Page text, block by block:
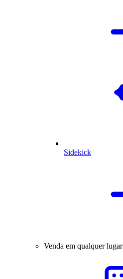
Sidekick
Venda em qualquer lugar